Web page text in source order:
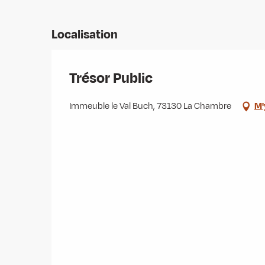
Localisation
Trésor Public
Immeuble le Val Buch, 73130 La Chambre